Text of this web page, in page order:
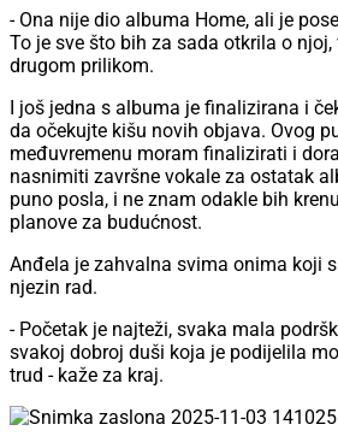
- Ona nije dio albuma Home, ali je
To je sve što bih za sada otkrila o
drugom prilikom.
I još jedna s albuma je finalizirana i
da očekujte kišu novih objava. Ovog
međuvremenu moram finalizirati i
nasnimiti završne vokale za ostatak
puno posla, i ne znam odakle bih
planove za budućnost.
Anđela je zahvalna svima onima koji
njezin rad.
- Početak je najteži, svaka mala
svakoj dobroj duši koja je podijelila
trud - kaže za kraj.